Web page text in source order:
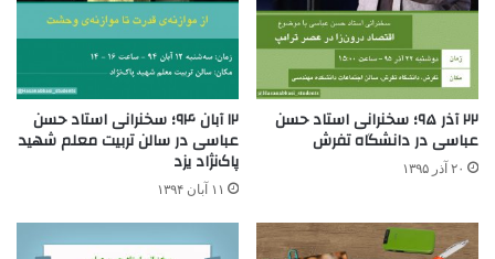
۲۲ آذر ۹۵؛ سخنرانی استاد حسن
عباسی در دانشگاه تفرش
۲۰ آذر ۱۳۹۵
۱۲ آبان ۹۴؛ سخنرانی استاد حسن
عباسی در سالن تربیت معلم شهید
پاک‌نژاد یزد
۱۱ آبان ۱۳۹۴